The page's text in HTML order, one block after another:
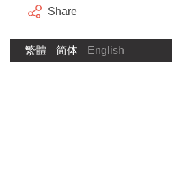
Share
繁體 简体 English